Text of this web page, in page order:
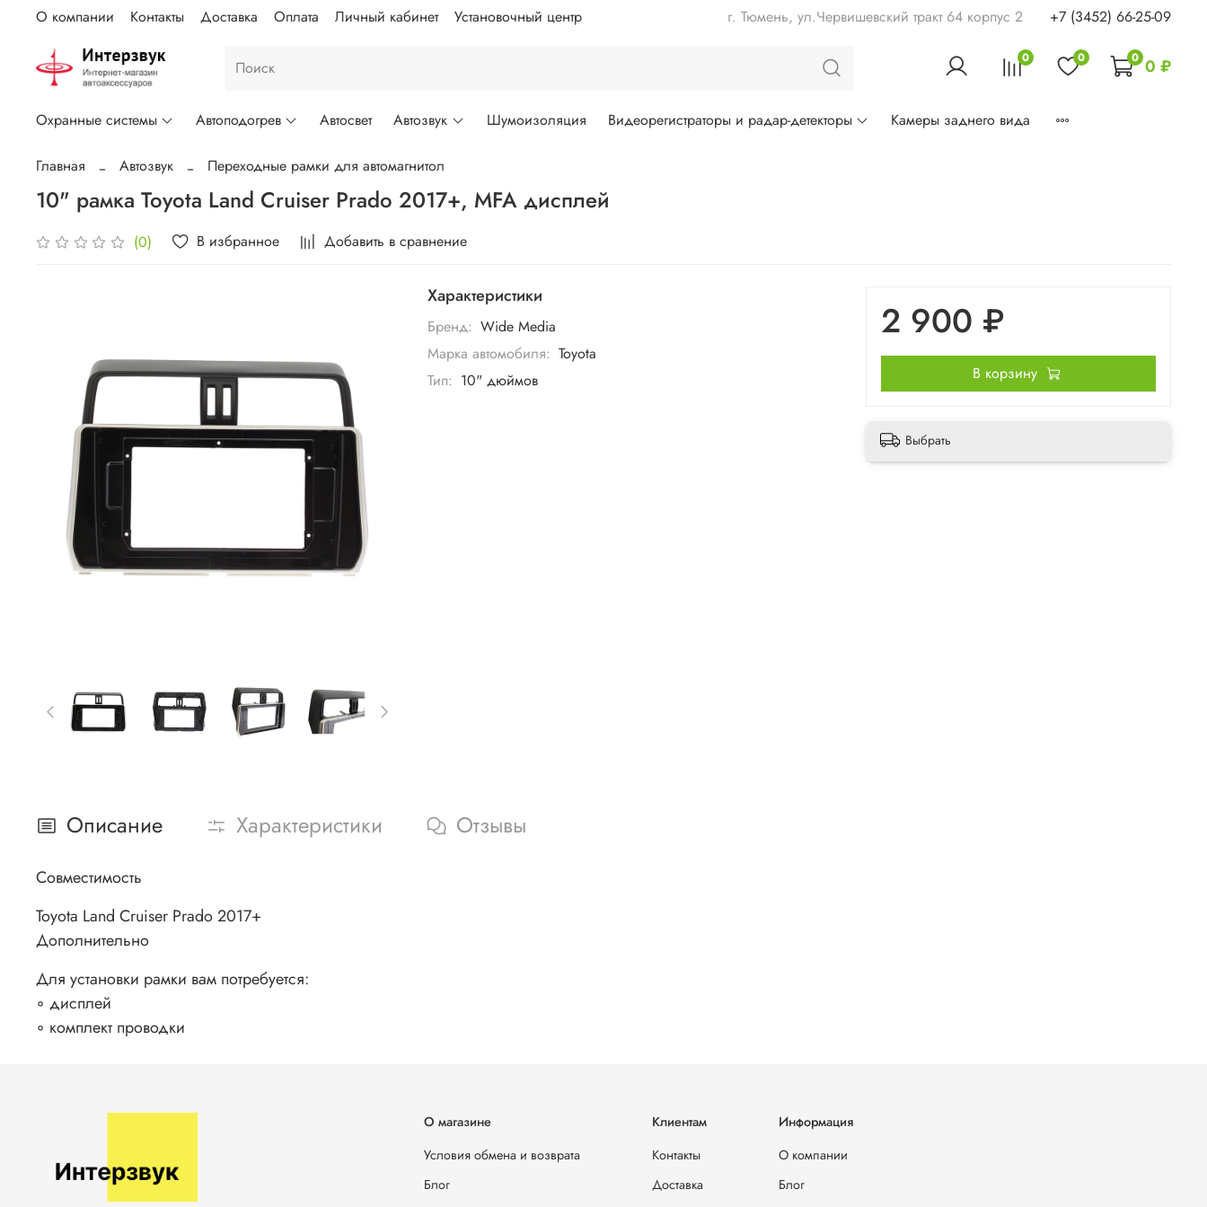
О компании Контакты Доставка Оплата Личный кабинет Установочный центр г. Тюмень, ул.Червишевский тракт 64 корпус 2 +7 (3452) 66-25-09
0 0 0 0 ₽
Охранные системы Автоподогрев Автосвет Автозвук Шумоизоляция Видеорегистраторы и радар-детекторы Камеры заднего вида
Главная Автозвук Переходные рамки для автомагнитол
10" рамка Toyota Land Cruiser Prado 2017+, MFA дисплей
(0) В избранное Добавить в сравнение
Характеристики
Бренд: Wide Media
Марка автомобиля: Toyota
Тип: 10" дюймов
2 900 ₽
В корзину
Выбрать
Описание Характеристики Отзывы
Совместимость
Toyota Land Cruiser Prado 2017+
Дополнительно
Для установки рамки вам потребуется:
◦ дисплей
◦ комплект проводки
О магазине
Условия обмена и возврата
Блог
Клиентам
Контакты
Доставка
Информация
О компании
Блог